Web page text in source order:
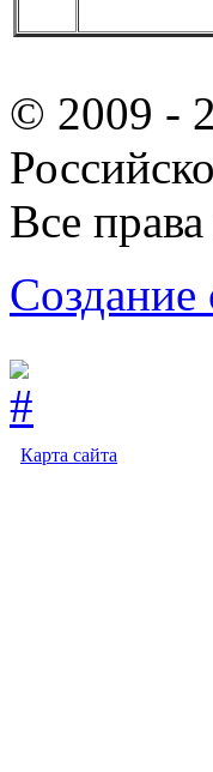
© 2009 -
Все
Создание
Карта сайта